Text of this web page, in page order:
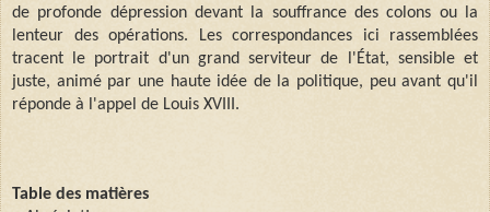
de profonde dépression devant la souffrance des colons ou la
lenteur des opérations. Les correspondances ici rassemblées
tracent le portrait d'un grand serviteur de l'État, sensible et
juste, animé par une haute idée de la politique, peu avant qu'il
réponde à l'appel de Louis XVIII.
Table des matières